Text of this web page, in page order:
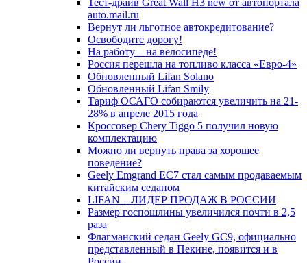
Тест-драйв Great Wall H3 new от автопортала
auto.mail.ru
Вернут ли льготное автокредитование?
Освободите дорогу!
На работу – на велосипеде!
Россия перешла на топливо класса «Евро-4»
Обновленный Lifan Solano
Обновленный Lifan Smily
Тариф ОСАГО собираются увеличить на 21-
28% в апреле 2015 года
Кроссовер Chery Tiggo 5 получил новую
комплектацию
Можно ли вернуть права за хорошее
поведение?
Geely Emgrand EC7 стал самым продаваемым
китайским седаном
LIFAN – ЛИДЕР ПРОДАЖ В РОССИИ
Размер госпошлины увеличился почти в 2,5
раза
Флагманский седан Geely GC9, официально
представленный в Пекине, появится и в